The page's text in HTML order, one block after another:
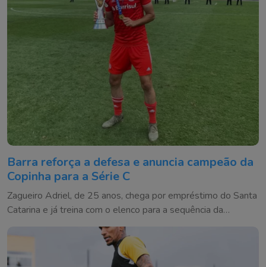
Barra reforça a defesa e anuncia campeão da
Copinha para a Série C
Zagueiro Adriel, de 25 anos, chega por empréstimo do Santa
Catarina e já treina com o elenco para a sequência da